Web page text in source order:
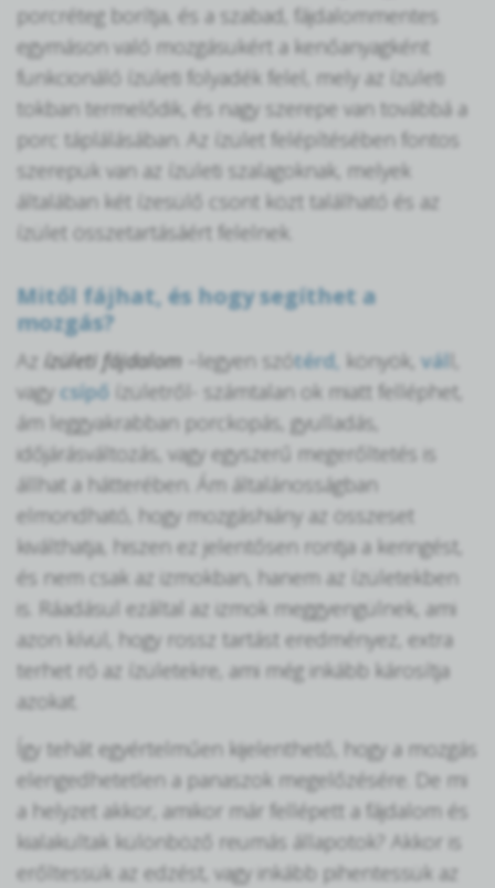
porcréteg borítja, és a szabad, fájdalommentes
egymáson való mozgásukért a kenőanyagként
funkcionáló ízületi folyadék felel, mely az ízületi
tokban termelődik, és nagy szerepe van továbbá a
porc táplálásában. Az ízület felépítésében fontos
szerepük van az ízületi szalagoknak, melyek
általában két ízesülő csont közt található és az
ízület összetartásáért felelnek.
Mitől fájhat, és hogy segíthet a
mozgás?
Az ízületi fájdalom –legyen szótérd, könyök, vál
vagy csípő ízületről- számtalan ok miatt felléphet,
ám leggyakrabban porckopás, gyulladás,
időjárásváltozás, vagy egyszerű megerőltetés is
állhat a hátterében. Ám általánosságban
elmondható, hogy mozgáshiány az összeset
kiválthatja, hiszen ez jelentősen rontja a keringést,
és nem csak az izmokban, hanem az ízületekben
is. Ráadásul ezáltal az izmok meggyengülnek, ami
azon kívül, hogy rossz tartást eredményez, extra
terhet ró az ízületekre, ami még inkább károsítja
azokat.
Így tehát egyértelműen kijelenthető, hogy a mozgás
elengedhetetlen a panaszok megelőzésére. De mi
a helyzet akkor, amikor már fellépett a fájdalom és
kialakultak különböző reumás állapotok? Akkor is
erőltessük az edzést, vagy inkább pihentessük az